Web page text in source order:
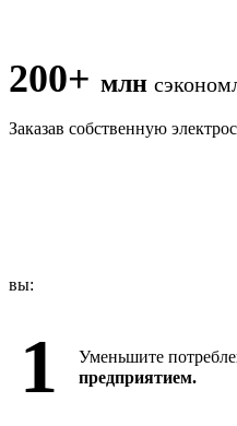
200+ млн
Заказав собственную
вы:
1
Уменьшите
предприятием.